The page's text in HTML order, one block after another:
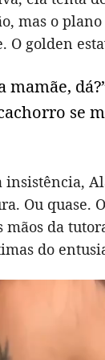
mas o
O golden
mamãe,
se
insistência,
Ou quase.
mãos da
do